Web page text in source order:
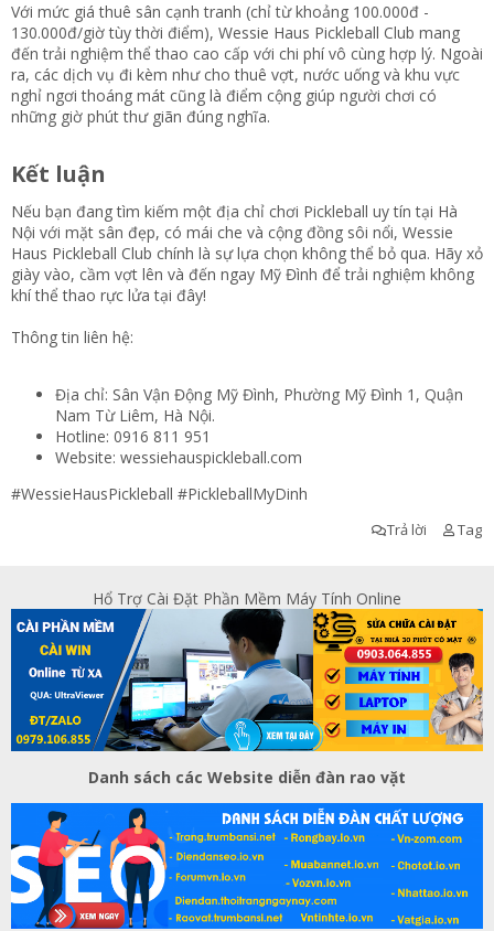
Với mức giá thuê sân cạnh tranh (chỉ từ khoảng 100.000đ -
130.000đ/giờ tùy thời điểm), Wessie Haus Pickleball Club mang
đến trải nghiệm thể thao cao cấp với chi phí vô cùng hợp lý. Ngoài
ra, các dịch vụ đi kèm như cho thuê vợt, nước uống và khu vực
nghỉ ngơi thoáng mát cũng là điểm cộng giúp người chơi có
những giờ phút thư giãn đúng nghĩa.
Kết luận​
Nếu bạn đang tìm kiếm một địa chỉ chơi Pickleball uy tín tại Hà
Nội với mặt sân đẹp, có mái che và cộng đồng sôi nổi, Wessie
Haus Pickleball Club chính là sự lựa chọn không thể bỏ qua. Hãy xỏ
giày vào, cầm vợt lên và đến ngay Mỹ Đình để trải nghiệm không
khí thể thao rực lửa tại đây!
Thông tin liên hệ:
Địa chỉ: Sân Vận Động Mỹ Đình, Phường Mỹ Đình 1, Quận
Nam Từ Liêm, Hà Nội.
Hotline: 0916 811 951
Website: wessiehauspickleball.com
#WessieHausPickleball #PickleballMyDinh
Trả lời Tag
Hổ Trợ Cài Đặt Phần Mềm Máy Tính Online
Danh sách các Website diễn đàn rao vặt